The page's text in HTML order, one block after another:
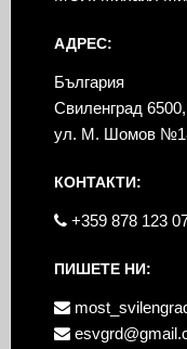
АДРЕС:
България
Свиленград 6500,
ул. М. Шомов
КОНТАКТИ:
+359 878 123
ПИШЕТЕ НИ: